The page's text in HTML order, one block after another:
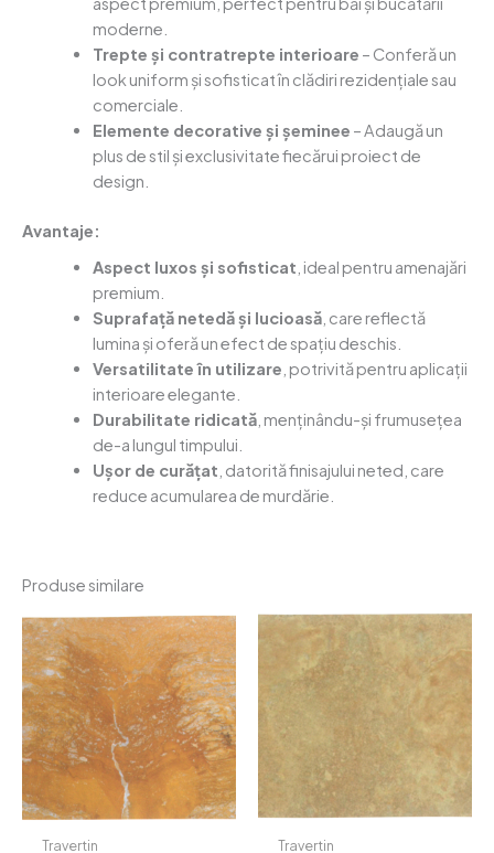
moderne.
Trepte și contratrepte interioare – Conferă un
look uniform și sofisticat în clădiri rezidențiale sau
comerciale.
Elemente decorative și șeminee – Adaugă un
plus de stil și exclusivitate fiecărui proiect de
design.
Avantaje:
Aspect luxos și sofisticat , ideal pentru amenajări
premium.
Suprafață netedă și lucioasă, care reflectă
lumina și oferă un efect de spațiu deschis.
Versatilitate în utilizare , potrivită pentru aplicații
interioare elegante.
Durabilitate ridicată, menținându-și frumusețea
de-a lungul timpului.
Ușor de curățat , datorită finisajului neted, care
reduce acumularea de murdărie.
Produse similare
Travertin Travertin